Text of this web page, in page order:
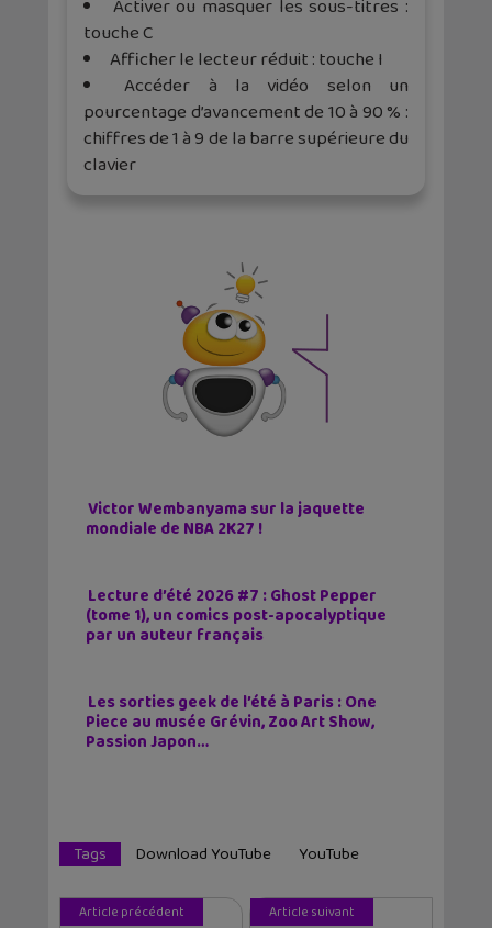
Activer ou masquer les sous-titres :
touche C
Afficher le lecteur réduit : touche I
Accéder à la vidéo selon un
pourcentage d’avancement de 10 à 90 % :
chiffres de 1 à 9 de la barre supérieure du
clavier
Victor Wembanyama sur la jaquette
mondiale de NBA 2K27 !
Lecture d’été 2026 #7 : Ghost Pepper
(tome 1), un comics post-apocalyptique
par un auteur français
Les sorties geek de l’été à Paris : One
Piece au musée Grévin, Zoo Art Show,
Passion Japon…
Tags Download YouTube YouTube
Article précédent Article suivant